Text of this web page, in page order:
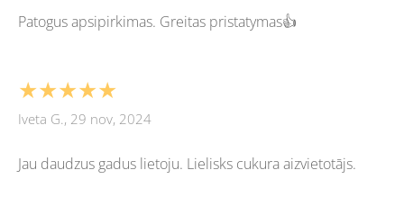
Patogus apsipirkimas. Greitas pristatymas👍
★★★★★
Iveta G., 29 nov, 2024
Jau daudzus gadus lietoju. Lielisks cukura aizvietotājs.